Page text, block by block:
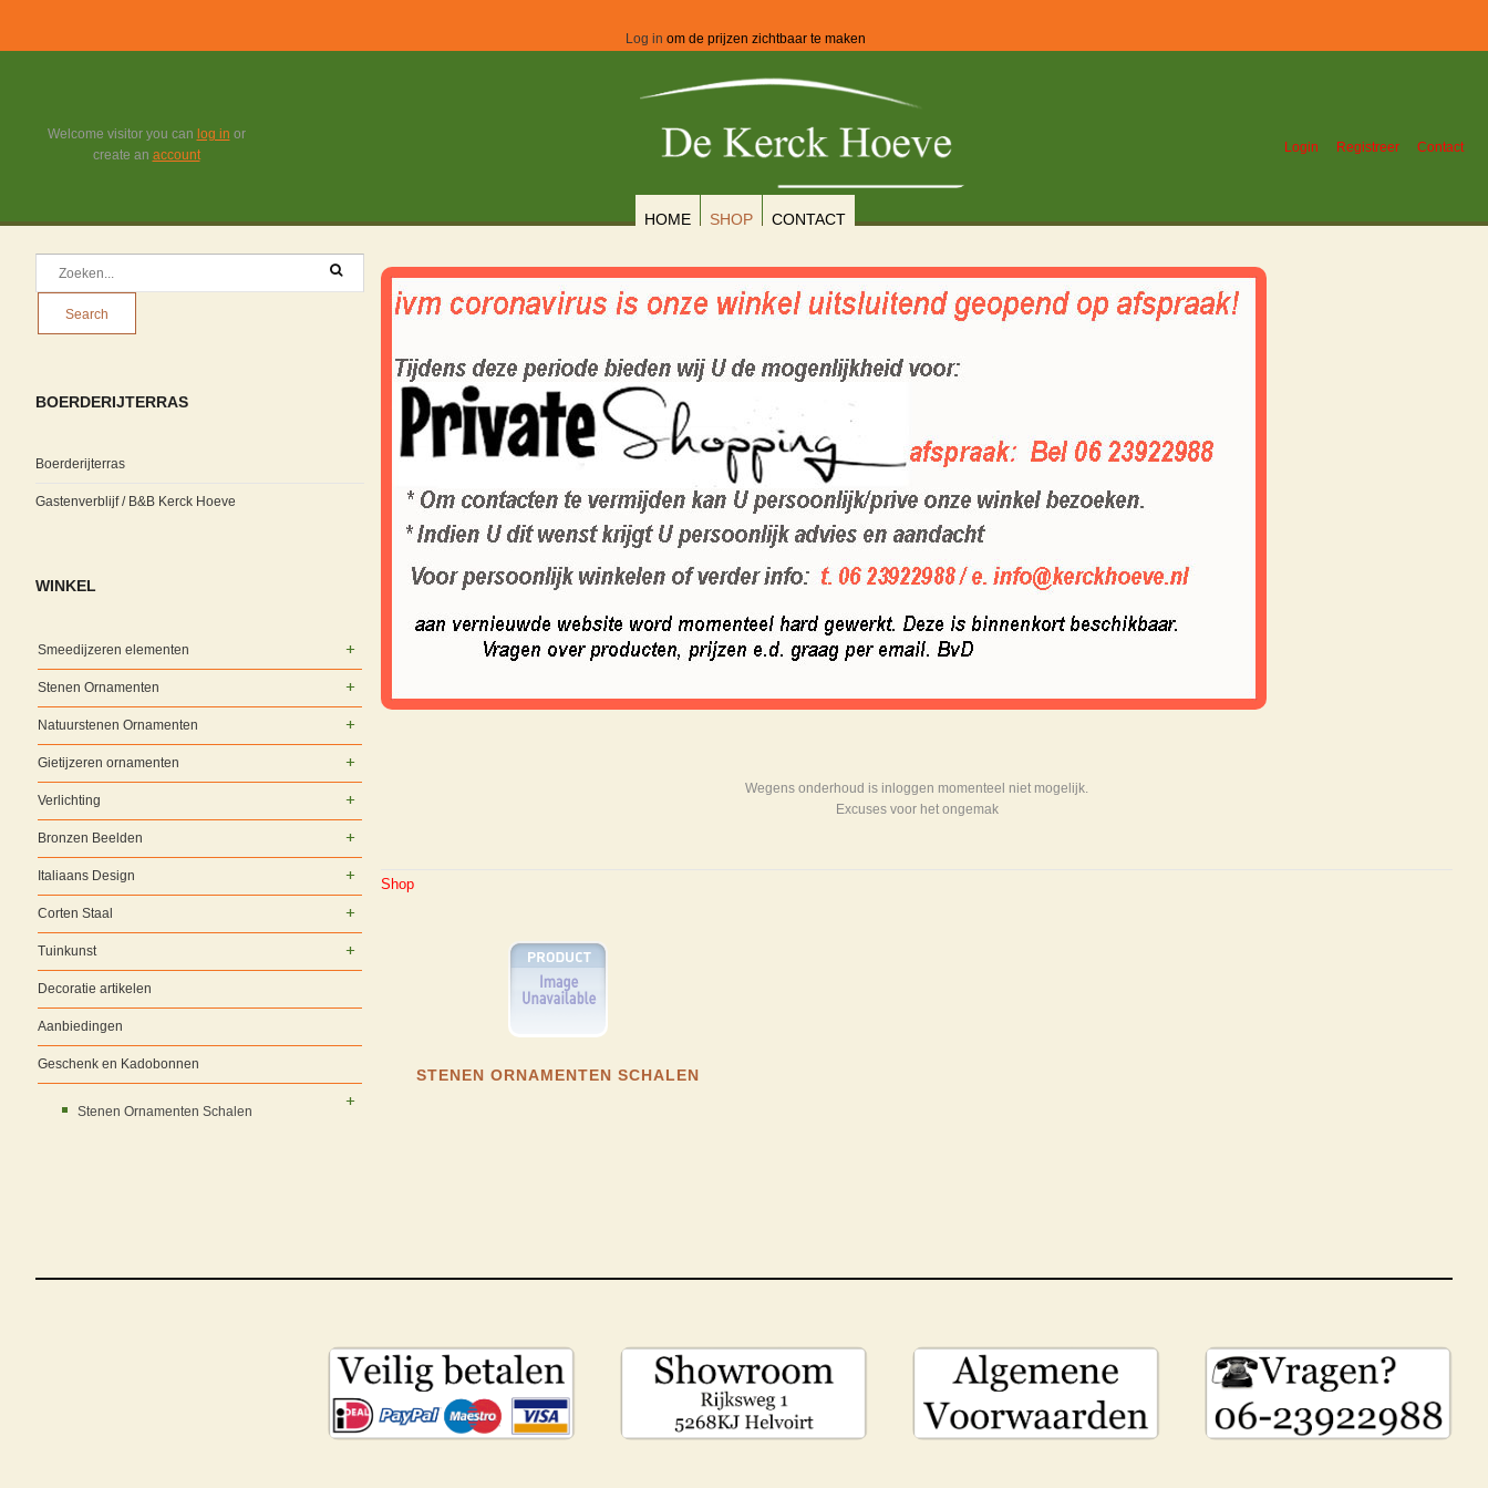
Log in om de prijzen zichtbaar te maken
Welcome visitor you can log in or
create an account Login Registreer Contact
HOME SHOP CONTACT
Wegens onderhoud is inloggen momenteel niet mogelijk.
Excuses voor het ongemak
Shop
STENEN ORNAMENTEN SCHALEN
BOERDERIJTERRAS
Boerderijterras
Gastenverblijf / B&B Kerck Hoeve
WINKEL
Smeedijzeren elementen
Stenen Ornamenten
Natuurstenen Ornamenten
Gietijzeren ornamenten
Verlichting
Bronzen Beelden
Italiaans Design
Corten Staal
Tuinkunst
Decoratie artikelen
Aanbiedingen
Geschenk en Kadobonnen
Stenen Ornamenten Schalen